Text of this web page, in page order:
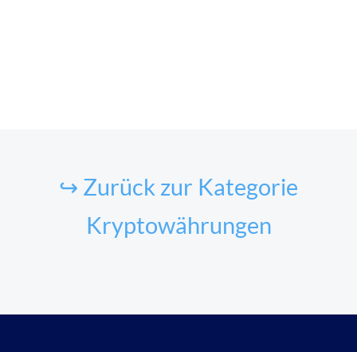
↪ Zurück zur Kategorie
Kryptowährungen